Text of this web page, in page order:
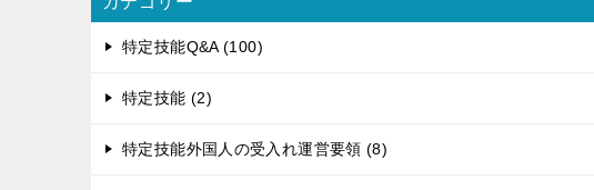
ゲ
シ
ン
特定技能Q&A (100)
特定技能 (2)
特定技能外国人の受入れ運営要領 (8)